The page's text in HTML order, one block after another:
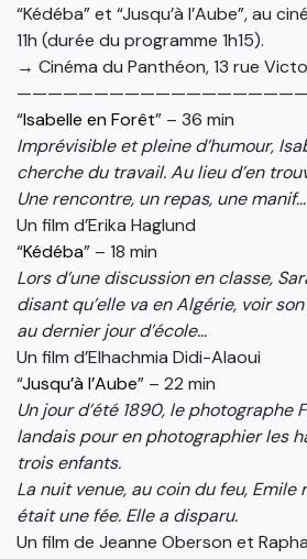
“Kédéba” et “Jusqu’à l’Aube”, au
11h (durée du programme 1h15).
→ Cinéma du Panthéon, 13 rue
“Isabelle en Forêt” – 36 min
Imprévisible et pleine d’humour,
cherche du travail. Au lieu d’en
Une rencontre, un repas, une
Un film d’Erika Haglund
“Kédéba” – 18 min
Lors d’une discussion en classe,
disant qu’elle va en Algérie, voir
au dernier jour d’école…
Un film d’Elhachmia Didi-Alaoui
“Jusqu’à l’Aube” – 22 min
Un jour d’été 1890, le photographe
landais pour en photographier les
trois enfants.
La nuit venue, au coin du feu,
était une fée. Elle a disparu.
Un film de Jeanne Oberson et